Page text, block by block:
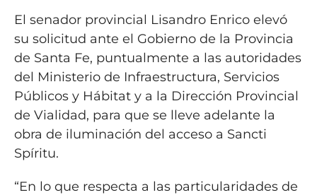
El senador provincial Lisandro Enrico elevó
su solicitud ante el Gobierno de la Provincia
de Santa Fe, puntualmente a las autoridades
del Ministerio de Infraestructura, Servicios
Públicos y Hábitat y a la Dirección Provincial
de Vialidad, para que se lleve adelante la
obra de iluminación del acceso a Sancti
Spíritu.
“En lo que respecta a las particularidades de